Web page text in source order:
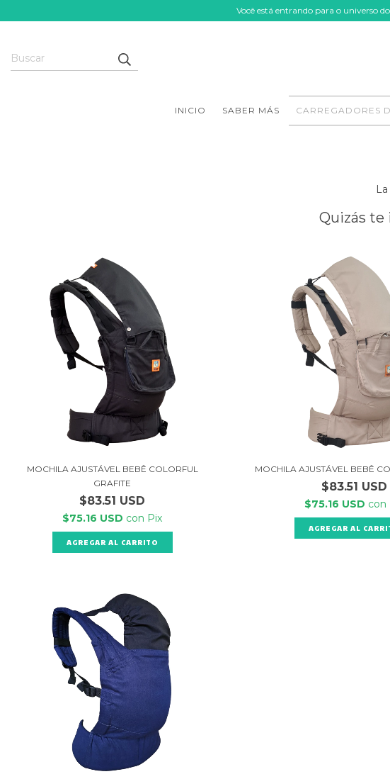
Você está entrando para o universo
INICIO SABER MÁS CARREGADORES
Quizás te
MOCHILA AJUSTÁVEL BEBÊ COLORFUL
GRAFITE
$83.51 USD
$75.16 USD con Pix
MOCHILA AJUSTÁVEL BEBÊ
$83.51 USD
$75.16 USD con